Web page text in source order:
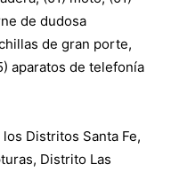
de dudosa
de gran porte,
aparatos de telefonía
Distritos Santa Fe,
Distrito Las